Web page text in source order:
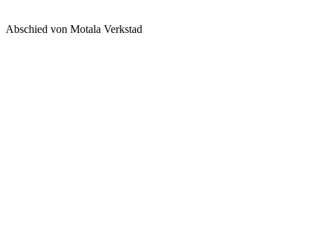
Abschied von Motala Verkstad